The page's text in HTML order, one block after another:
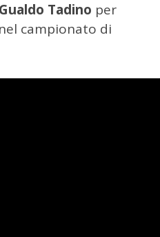
Tadino per
campionato di